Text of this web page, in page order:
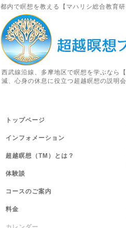
都内で瞑想を教える【マハリシ総合教育
西武線沿線、多摩地区で瞑想を学ぶなら
減、心身の休息に役立つ超越瞑想の説明
トップページ
インフォメーション
超越瞑想（TM）とは？
体験談
コースのご案内
料金